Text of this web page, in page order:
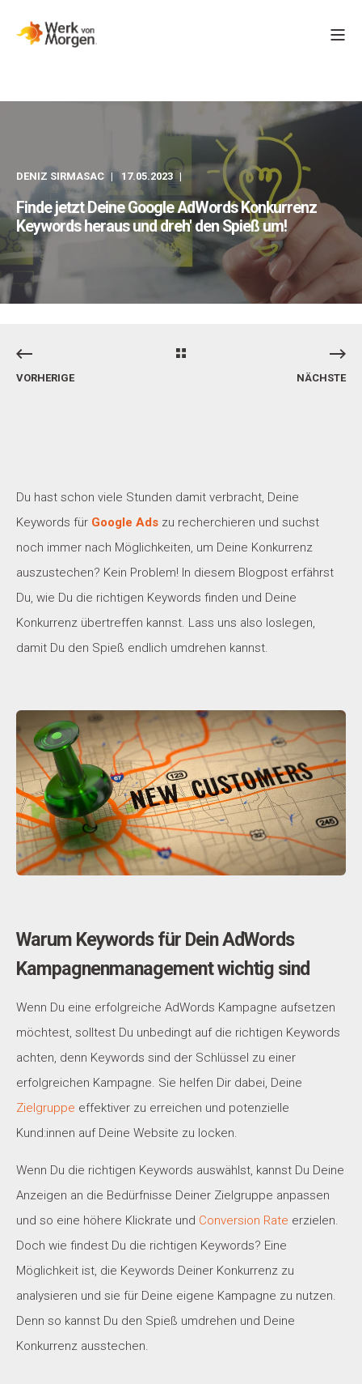
DENIZ SIRMASAC 17.05.2023
Finde jetzt Deine Google AdWords Konkurrenz
Keywords heraus und dreh' den Spieß um!
VORHERIGE NÄCHSTE
Du hast schon viele Stunden damit verbracht, Deine
Keywords für Google Ads zu recherchieren und suchst
noch immer nach Möglichkeiten, um Deine Konkurrenz
auszustechen? Kein Problem! In diesem Blogpost erfährst
Du, wie Du die richtigen Keywords finden und Deine
Konkurrenz übertreffen kannst. Lass uns also loslegen,
damit Du den Spieß endlich umdrehen kannst.
Warum Keywords für Dein AdWords
Kampagnenmanagement wichtig sind
Wenn Du eine erfolgreiche AdWords Kampagne aufsetzen
möchtest, solltest Du unbedingt auf die richtigen Keywords
achten, denn Keywords sind der Schlüssel zu einer
erfolgreichen Kampagne. Sie helfen Dir dabei, Deine
Zielgruppe effektiver zu erreichen und potenzielle
Kund:innen auf Deine Website zu locken.
Wenn Du die richtigen Keywords auswählst, kannst Du Deine
Anzeigen an die Bedürfnisse Deiner Zielgruppe anpassen
und so eine höhere Klickrate und Conversion Rate erzielen.
Doch wie findest Du die richtigen Keywords? Eine
Möglichkeit ist, die Keywords Deiner Konkurrenz zu
analysieren und sie für Deine eigene Kampagne zu nutzen.
Denn so kannst Du den Spieß umdrehen und Deine
Konkurrenz ausstechen.